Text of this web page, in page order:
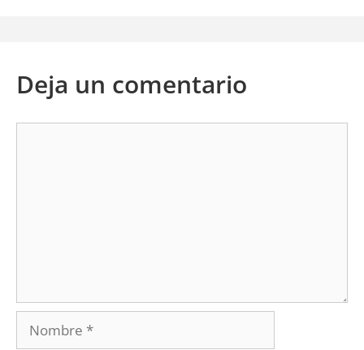
Deja un comentario